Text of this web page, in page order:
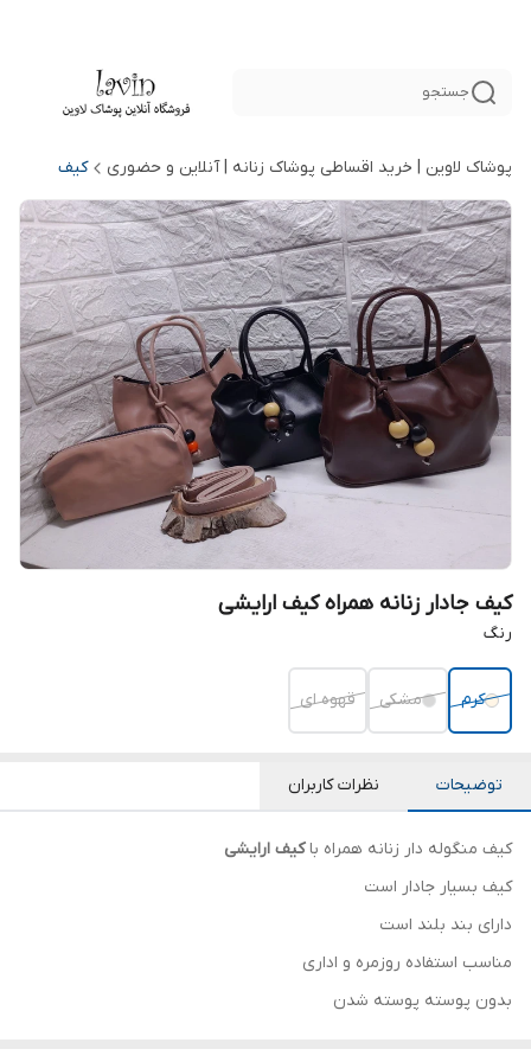
جستجو
پوشاک لاوین | خرید اقساطی پوشاک زنانه | آنلاین و حضوری کیف
کیف جادار زنانه همراه کیف ارایشی
رنگ
کرم مشکی قهوه ای
توضیحات نظرات کاربران
کیف منگوله دار زنانه همراه باکیف ارایشی
کیف بسیار جادار است
دارای بند بلند است
مناسب استفاده روزمره و اداری
بدون پوسته پوسته شدن